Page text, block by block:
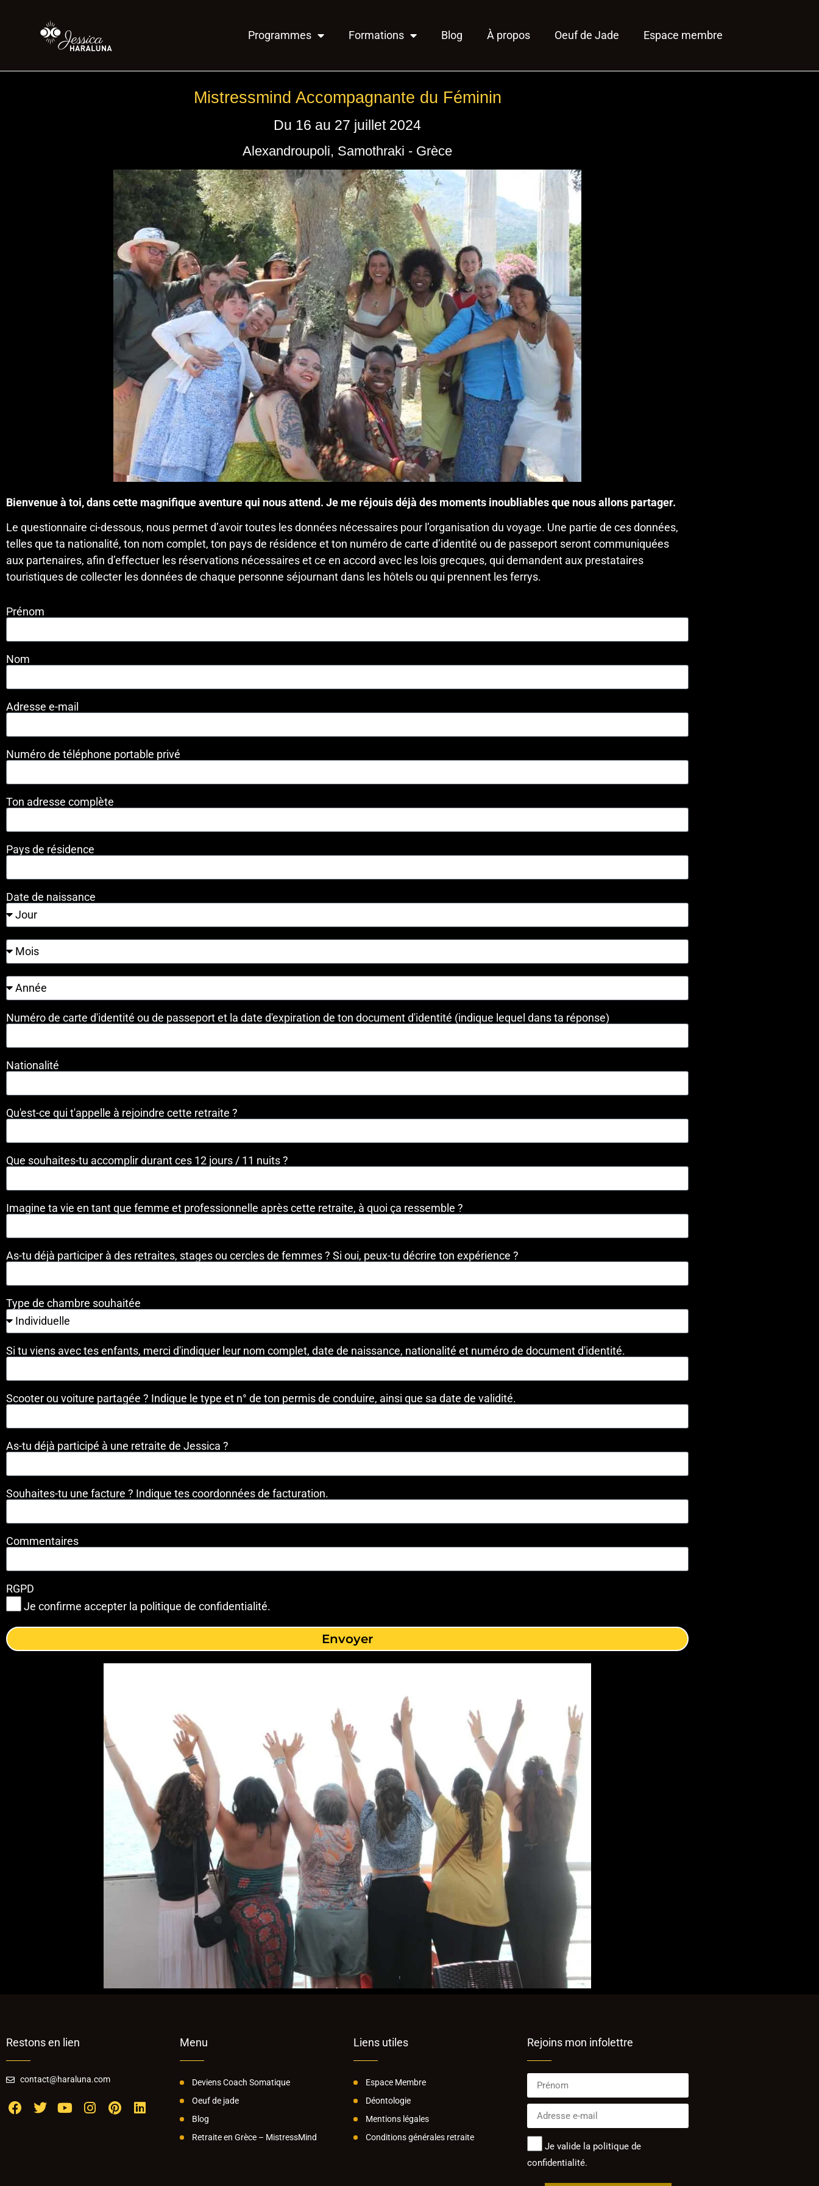
Programmes Formations Blog À propos Oeuf de Jade Espace membre
Mistressmind Accompagnante du Féminin
Du 16 au 27 juillet 2024
Alexandroupoli, Samothraki - Grèce
Bienvenue à toi, dans cette magnifique aventure qui nous attend. Je me réjouis déjà des moments inoubliables que nous allons partager.
Le questionnaire ci-dessous, nous permet d’avoir toutes les données nécessaires pour l’organisation du voyage. Une partie de ces données,
telles que ta nationalité, ton nom complet, ton pays de résidence et ton numéro de carte d’identité ou de passeport seront communiquées
aux partenaires, afin d’effectuer les réservations nécessaires et ce en accord avec les lois grecques, qui demandent aux prestataires
touristiques de collecter les données de chaque personne séjournant dans les hôtels ou qui prennent les ferrys.
Prénom
Nom
Adresse e-mail
Numéro de téléphone portable privé
Ton adresse complète
Pays de résidence
Date de naissance
Numéro de carte d'identité ou de passeport et la date d'expiration de ton document d'identité (indique lequel dans ta réponse)
Nationalité
Qu'est-ce qui t'appelle à rejoindre cette retraite ?
Que souhaites-tu accomplir durant ces 12 jours / 11 nuits ?
Imagine ta vie en tant que femme et professionnelle après cette retraite, à quoi ça ressemble ?
As-tu déjà participer à des retraites, stages ou cercles de femmes ? Si oui, peux-tu décrire ton expérience ?
Type de chambre souhaitée
Si tu viens avec tes enfants, merci d'indiquer leur nom complet, date de naissance, nationalité et numéro de document d'identité.
Scooter ou voiture partagée ? Indique le type et n° de ton permis de conduire, ainsi que sa date de validité.
As-tu déjà participé à une retraite de Jessica ?
Souhaites-tu une facture ? Indique tes coordonnées de facturation.
Commentaires
RGPD
Je confirme accepter la politique de confidentialité.
Envoyer
Restons en lien
contact@haraluna.com
Menu
Deviens Coach Somatique
Oeuf de jade
Blog
Retraite en Grèce – MistressMind
Liens utiles
Espace Membre
Déontologie
Mentions légales
Conditions générales retraite
Rejoins mon infolettre
Je valide la politique de
confidentialité.